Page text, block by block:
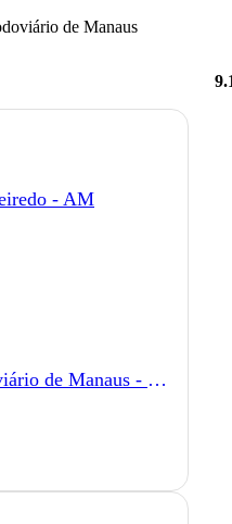
de Manaus
- AM
Terminal Rodoviário de Manaus - Manaus - AM